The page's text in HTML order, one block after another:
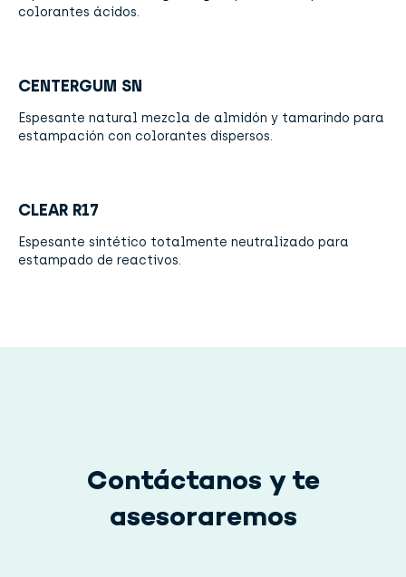
colorantes ácidos.
CENTERGUM SN
Espesante natural mezcla de almidón y tamarindo para
estampación con colorantes dispersos.
CLEAR R17
Espesante sintético totalmente neutralizado para
estampado de reactivos.
Contáctanos y te
asesoraremos